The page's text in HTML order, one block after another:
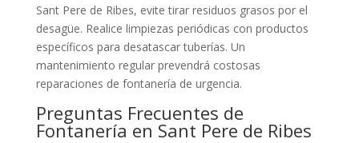
Sant Pere de Ribes, evite tirar residuos grasos por el
desagüe. Realice limpiezas periódicas con productos
específicos para desatascar tuberías. Un
mantenimiento regular prevendrá costosas
reparaciones de fontanería de urgencia.
Preguntas Frecuentes de
Fontanería en Sant Pere de Ribes